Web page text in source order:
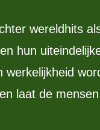
wereldhits
hun
werkelijkheid
laat de